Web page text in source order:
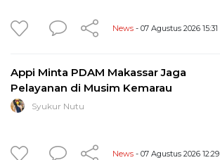
News - 07 Agustus 2026 15:31
Appi Minta PDAM Makassar Jaga
Pelayanan di Musim Kemarau
Syukur Nutu
News - 07 Agustus 2026 12:29